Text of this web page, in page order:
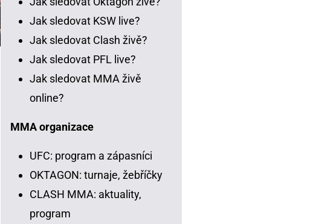
Jak sledovat KSW live?
Jak sledovat Clash živě?
Jak sledovat PFL live?
Jak sledovat MMA živě
online?
MMA organizace
UFC: program a zápasníci
OKTAGON: turnaje, žebříčky
CLASH MMA: aktuality,
program